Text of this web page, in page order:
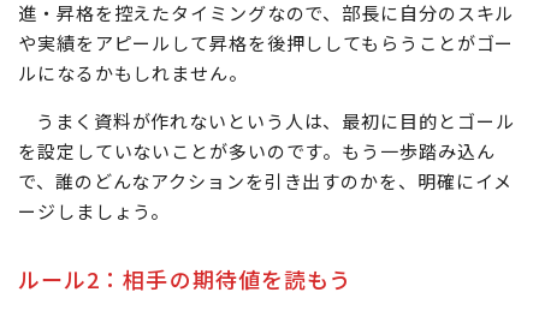
進・昇格を控えたタイミングなので、部長に自分のスキル
や実績をアピールして昇格を後押ししてもらうことがゴー
ルになるかもしれません。
うまく資料が作れないという人は、最初に目的とゴール
を設定していないことが多いのです。もう一歩踏み込ん
で、誰のどんなアクションを引き出すのかを、明確にイメ
ージしましょう。
ルール2：相手の期待値を読もう